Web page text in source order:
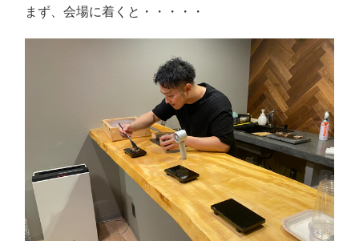
まず、会場に着くと・・・・・